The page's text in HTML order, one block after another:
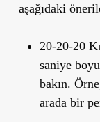
aşağıdaki
20-20-20
saniye
bakın.
arada bir